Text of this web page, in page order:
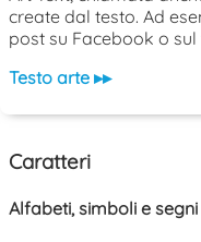
create dal testo. Ad
post su Facebook o
Testo arte ▸▸
Caratteri
Alfabeti, simboli e segni